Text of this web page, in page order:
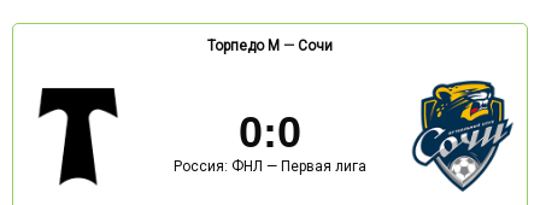
Торпедо М — Сочи
0:0
Россия: ФНЛ — Первая лига